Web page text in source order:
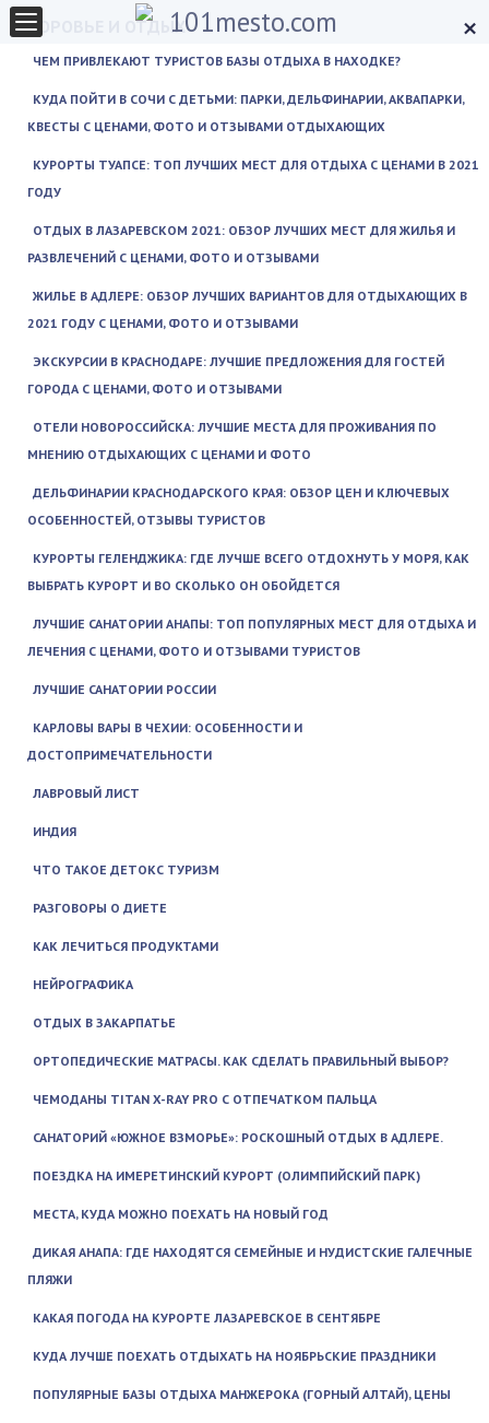
×
ЗДОРОВЬЕ И ОТДЫХ
ЧЕМ ПРИВЛЕКАЮТ ТУРИСТОВ БАЗЫ ОТДЫХА В НАХОДКЕ?
КУДА ПОЙТИ В СОЧИ С ДЕТЬМИ: ПАРКИ, ДЕЛЬФИНАРИИ, АКВАПАРКИ,
КВЕСТЫ С ЦЕНАМИ, ФОТО И ОТЗЫВАМИ ОТДЫХАЮЩИХ
КУРОРТЫ ТУАПСЕ: ТОП ЛУЧШИХ МЕСТ ДЛЯ ОТДЫХА С ЦЕНАМИ В 2021
ГОДУ
ОТДЫХ В ЛАЗАРЕВСКОМ 2021: ОБЗОР ЛУЧШИХ МЕСТ ДЛЯ ЖИЛЬЯ И
РАЗВЛЕЧЕНИЙ С ЦЕНАМИ, ФОТО И ОТЗЫВАМИ
ЖИЛЬЕ В АДЛЕРЕ: ОБЗОР ЛУЧШИХ ВАРИАНТОВ ДЛЯ ОТДЫХАЮЩИХ В
2021 ГОДУ С ЦЕНАМИ, ФОТО И ОТЗЫВАМИ
ЭКСКУРСИИ В КРАСНОДАРЕ: ЛУЧШИЕ ПРЕДЛОЖЕНИЯ ДЛЯ ГОСТЕЙ
ГОРОДА С ЦЕНАМИ, ФОТО И ОТЗЫВАМИ
ОТЕЛИ НОВОРОССИЙСКА: ЛУЧШИЕ МЕСТА ДЛЯ ПРОЖИВАНИЯ ПО
МНЕНИЮ ОТДЫХАЮЩИХ С ЦЕНАМИ И ФОТО
ДЕЛЬФИНАРИИ КРАСНОДАРСКОГО КРАЯ: ОБЗОР ЦЕН И КЛЮЧЕВЫХ
ОСОБЕННОСТЕЙ, ОТЗЫВЫ ТУРИСТОВ
КУРОРТЫ ГЕЛЕНДЖИКА: ГДЕ ЛУЧШЕ ВСЕГО ОТДОХНУТЬ У МОРЯ, КАК
ВЫБРАТЬ КУРОРТ И ВО СКОЛЬКО ОН ОБОЙДЕТСЯ
ЛУЧШИЕ САНАТОРИИ АНАПЫ: ТОП ПОПУЛЯРНЫХ МЕСТ ДЛЯ ОТДЫХА И
ЛЕЧЕНИЯ С ЦЕНАМИ, ФОТО И ОТЗЫВАМИ ТУРИСТОВ
ЛУЧШИЕ САНАТОРИИ РОССИИ
КАРЛОВЫ ВАРЫ В ЧЕХИИ: ОСОБЕННОСТИ И
ДОСТОПРИМЕЧАТЕЛЬНОСТИ
ЛАВРОВЫЙ ЛИСТ
ИНДИЯ
ЧТО ТАКОЕ ДЕТОКС ТУРИЗМ
РАЗГОВОРЫ О ДИЕТЕ
КАК ЛЕЧИТЬСЯ ПРОДУКТАМИ
НЕЙРОГРАФИКА
ОТДЫХ В ЗАКАРПАТЬЕ
ОРТОПЕДИЧЕСКИЕ МАТРАСЫ. КАК СДЕЛАТЬ ПРАВИЛЬНЫЙ ВЫБОР?
ЧЕМОДАНЫ TITAN X-RAY PRO С ОТПЕЧАТКОМ ПАЛЬЦА
САНАТОРИЙ «ЮЖНОЕ ВЗМОРЬЕ»: РОСКОШНЫЙ ОТДЫХ В АДЛЕРЕ.
ПОЕЗДКА НА ИМЕРЕТИНСКИЙ КУРОРТ (ОЛИМПИЙСКИЙ ПАРК)
МЕСТА, КУДА МОЖНО ПОЕХАТЬ НА НОВЫЙ ГОД
ДИКАЯ АНАПА: ГДЕ НАХОДЯТСЯ СЕМЕЙНЫЕ И НУДИСТСКИЕ ГАЛЕЧНЫЕ
ПЛЯЖИ
КАКАЯ ПОГОДА НА КУРОРТЕ ЛАЗАРЕВСКОЕ В СЕНТЯБРЕ
КУДА ЛУЧШЕ ПОЕХАТЬ ОТДЫХАТЬ НА НОЯБРЬСКИЕ ПРАЗДНИКИ
ПОПУЛЯРНЫЕ БАЗЫ ОТДЫХА МАНЖЕРОКА (ГОРНЫЙ АЛТАЙ), ЦЕНЫ